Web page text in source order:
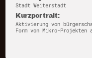
Stadt Weiterstadt
Kurzportrait:
Aktivierung von
Form von Mikro-Projekten